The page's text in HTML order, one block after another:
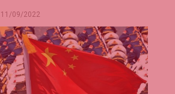
11/09/2022